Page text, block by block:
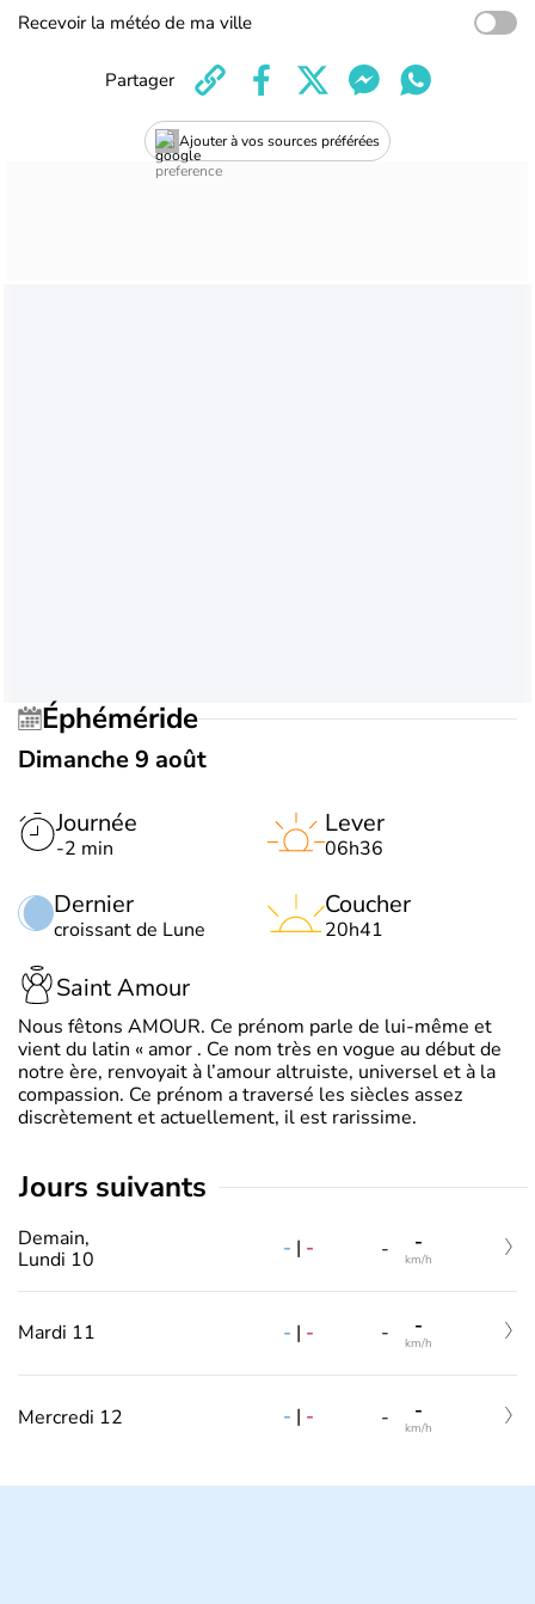
Recevoir la météo de ma ville
Ajouter à vos sources préférées
Partager
Éphéméride
Dimanche 9 août
Journée
-2 min
Dernier
croissant de Lune
Lever
06h36
Coucher
20h41
Saint Amour
Nous fêtons AMOUR. Ce prénom parle de lui-même et
vient du latin « amor . Ce nom très en vogue au début de
notre ère, renvoyait à l’amour altruiste, universel et à la
compassion. Ce prénom a traversé les siècles assez
discrètement et actuellement, il est rarissime.
jours suivants
Demain,
Lundi 10
- | - - -
km/h
Mardi 11 - | - - -
km/h
Mercredi 12 - | - - -
km/h